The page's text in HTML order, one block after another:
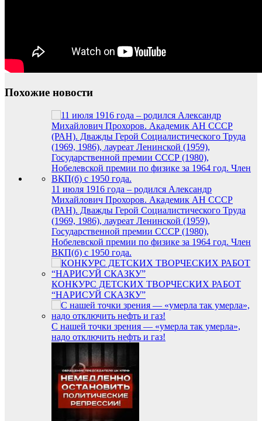
Похожие новости
11 июля 1916 года – родился Александр
Михайлович Прохоров. Академик АН СССР
(РАН). Дважды Герой Социалистического Труда
(1969, 1986), лауреат Ленинской (1959),
Государственной премии СССР (1980),
Нобелевской премии по физике за 1964 год. Член
ВКП(б) с 1950 года.
КОНКУРС ДЕТСКИХ ТВОРЧЕСКИХ РАБОТ
“НАРИСУЙ СКАЗКУ”
С нашей точки зрения — «умерла так умерла»,
надо отключить нефть и газ!